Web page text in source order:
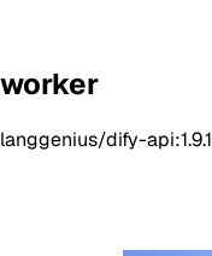
worker
langgenius/dify-api:1.9.1